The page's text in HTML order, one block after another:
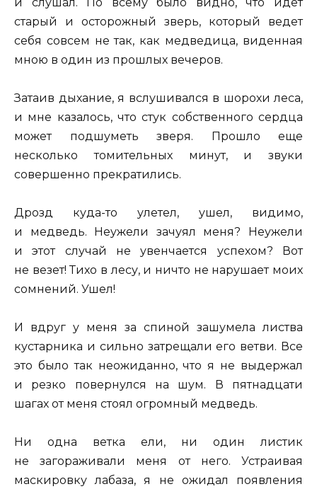
старый и осторожный зверь, который ведет
себя совсем не так, как медведица, виденная
мною в один из прошлых вечеров.
Затаив дыхание, я вслушивался в шорохи леса,
и мне казалось, что стук собственного сердца
может подшуметь зверя. Прошло еще
несколько томительных минут, и звуки
совершенно прекратились.
Дрозд куда-то улетел, ушел, видимо,
и медведь. Неужели зачуял меня? Неужели
и этот случай не увенчается успехом? Вот
не везет! Тихо в лесу, и ничто не нарушает моих
сомнений. Ушел!
И вдруг у меня за спиной зашумела листва
кустарника и сильно затрещали его ветви. Все
это было так неожиданно, что я не выдержал
и резко повернулся на шум. В пятнадцати
шагах от меня стоял огромный медведь.
Ни одна ветка ели, ни один листик
не загораживали меня от него. Устраивая
маскировку лабаза, я не ожидал появления